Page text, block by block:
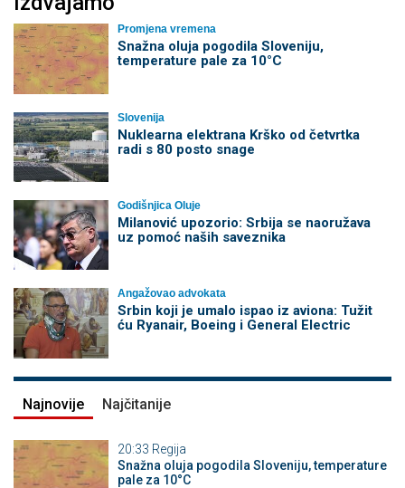
Promjena vremena
Snažna oluja pogodila Sloveniju,
temperature pale za 10°C
Slovenija
Nuklearna elektrana Krško od četvrtka
radi s 80 posto snage
Godišnjica Oluje
Milanović upozorio: Srbija se naoružava
uz pomoć naših saveznika
Angažovao advokata
Srbin koji je umalo ispao iz aviona: Tužit
ću Ryanair, Boeing i General Electric
Najnovije Najčitanije
20:33 Regija
Snažna oluja pogodila Sloveniju, temperature
pale za 10°C